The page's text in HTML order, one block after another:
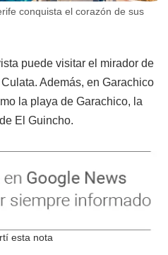
conquista el corazón de sus
puede visitar el mirador de
Además, en Garachico
la playa de Garachico, la
El Guincho.